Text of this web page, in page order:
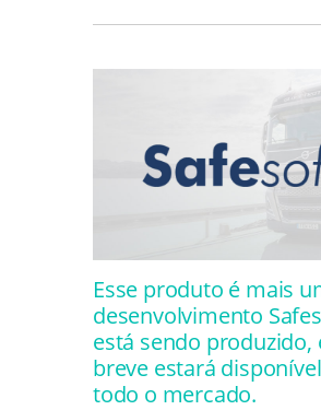
Esse produto é mais
desenvolvimento
está sendo produzido,
breve estará
todo o mercado.